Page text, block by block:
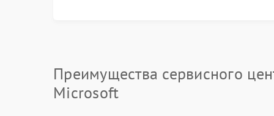
Преимущества сервисного
Microsoft